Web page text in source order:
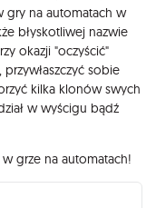
gry na automatach w
błyskotliwej nazwie
okazji "oczyścić"
sobie
kilka klonów swych
w wyścigu bądź
grze na automatach!